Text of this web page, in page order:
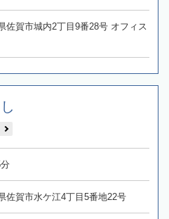
佐賀市城内2丁目9番28号 オフィス
佐賀市水ケ江4丁目5番地22号